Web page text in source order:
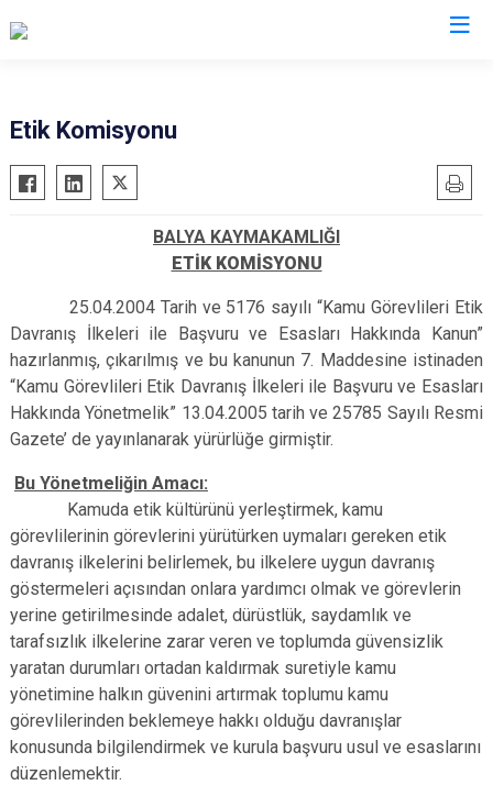
Ayvalık
Balya
Burhaniye
Dursunbey
Edremit
Erdek
Gömeç
Gönen
Kepsut
Manyas
Marmara
Savaştepe
Sındırgı
Susurluk
Karesi
Etik Komisyonu
BALYA KAYMAKAMLIĞI
ETİK KOMİSYONU
25.04.2004 Tarih ve 5176 sayılı “Kamu Görevlileri Etik
Davranış İlkeleri ile Başvuru ve Esasları Hakkında Kanun”
hazırlanmış, çıkarılmış ve bu kanunun 7. Maddesine istinaden
“Kamu Görevlileri Etik Davranış İlkeleri ile Başvuru ve Esasları
Hakkında Yönetmelik” 13.04.2005 tarih ve 25785 Sayılı Resmi
Gazete’ de yayınlanarak yürürlüğe girmiştir.
Bu Yönetmeliğin Amacı:
Kamuda etik kültürünü yerleştirmek, kamu
görevlilerinin görevlerini yürütürken uymaları gereken etik
davranış ilkelerini belirlemek, bu ilkelere uygun davranış
göstermeleri açısından onlara yardımcı olmak ve görevlerin
yerine getirilmesinde adalet, dürüstlük, saydamlık ve
tarafsızlık ilkelerine zarar veren ve toplumda güvensizlik
yaratan durumları ortadan kaldırmak suretiyle kamu
yönetimine halkın güvenini artırmak toplumu kamu
görevlilerinden beklemeye hakkı olduğu davranışlar
konusunda bilgilendirmek ve kurula başvuru usul ve esaslarını
düzenlemektir.